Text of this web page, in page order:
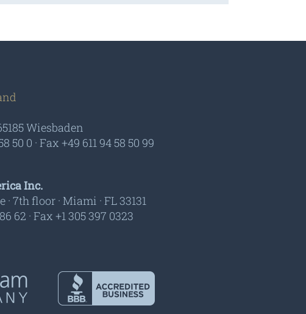
Wiesbaden
50 0 · Fax +49 611 94 58 50 99
Inc.
7th floor · Miami · FL 33131
62 · Fax +1 305 397 0323